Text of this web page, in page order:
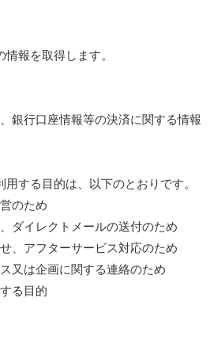
報を取得します。
銀行口座情報等の決済に関する情報
する目的は、以下のとおりです。
のため
ダイレクトメールの送付のため
、アフターサービス対応のため
又は企画に関する連絡のため
る目的